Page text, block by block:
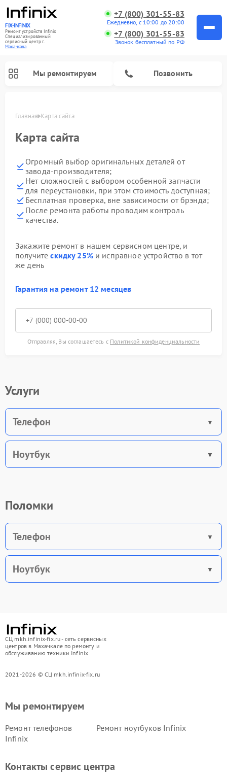
FIX-INFINIX
Ремонт устройств Infinix
Специализированный
cервисный центр г.
Махачкала
+7 (800) 301-55-83
Ежедневно, с 10:00 до 20:00
+7 (800) 301-55-83
Звонок бесплатный по РФ
Мы ремонтируем Позвонить
Главная Карта сайта
Карта сайта
Огромный выбор оригинальных деталей от
завода-производителя;
Нет сложностей с выбором особенной запчасти
для переустановки, при этом стоимость доступная;
Бесплатная проверка, вне зависимости от брэнда;
После ремонта работы проводим контроль
качества.
Закажите ремонт в нашем сервисном центре, и
получитескидку 25%и исправное устройство в тот
же день
Гарантия на ремонт 12 месяцев
Отправляя, Вы соглашаетесь с Политикой конфиденциальности
Услуги
Телефон
Ноутбук
Поломки
Телефон
Ноутбук
СЦ mkh.infinix-fix.ru - сеть сервисных
центров в Махачкале по ремонту и
обслуживанию техники Infinix
2021-2026 © СЦ mkh.infinix-fix.ru
Мы ремонтируем
Ремонт телефонов
Infinix
Ремонт ноутбуков Infinix
Контакты сервис центра